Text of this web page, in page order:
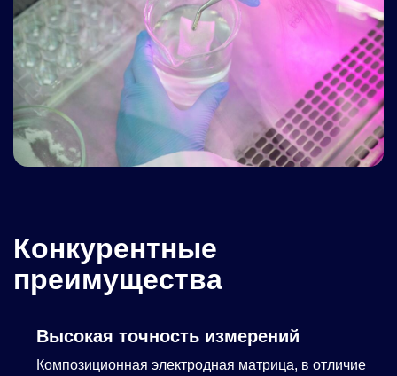
Конкурентные
преимущества
Высокая точность измерений
Композиционная электродная матрица, в отличие